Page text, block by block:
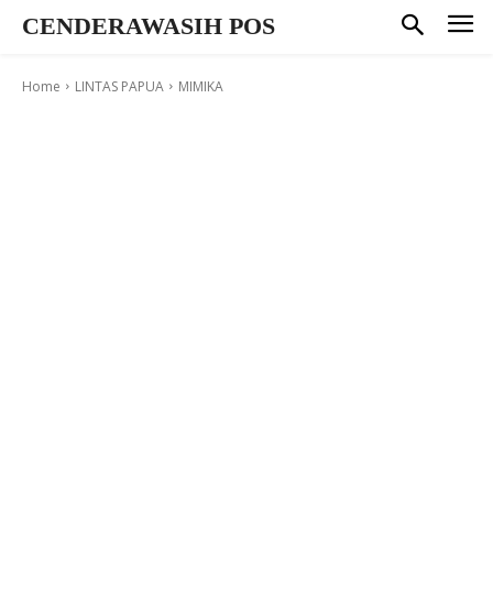
CENDERAWASIH POS
Home LINTAS PAPUA MIMIKA